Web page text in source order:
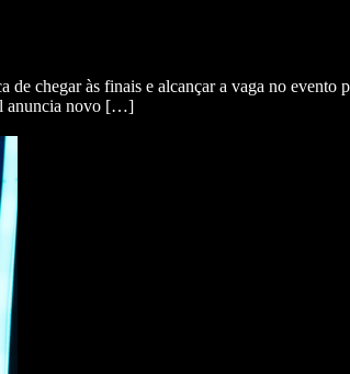
chegar às finais e alcançar a vaga no
anuncia novo […]